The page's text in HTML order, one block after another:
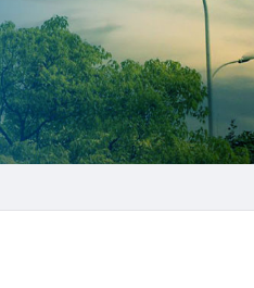
русский
português